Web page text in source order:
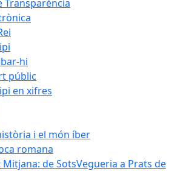
Transparència
hi
públic
en xifres
i el món íber
romana
Mitjana: de SotsVegueria a Prats de